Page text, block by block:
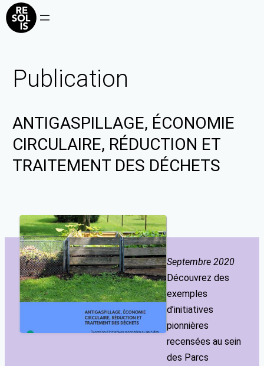
Publication
ANTIGASPILLAGE, ÉCONOMIE
CIRCULAIRE, RÉDUCTION ET
TRAITEMENT DES DÉCHETS
Septembre 2020
Découvrez des
exemples
d’initiatives
pionnières
recensées au sein
des Parcs